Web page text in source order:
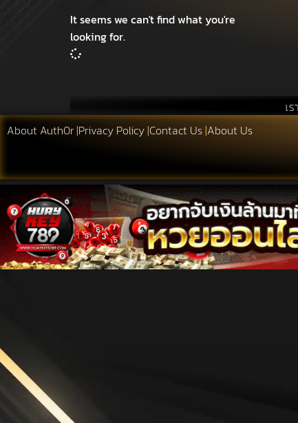
It seems we can't find what you're
looking for.
เรา
About Auth0r|Privacy Policy|Contact Us|About Us